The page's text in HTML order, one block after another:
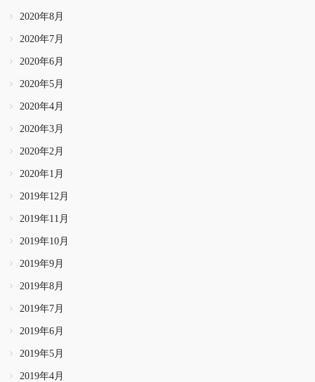
2020年8月
2020年7月
2020年6月
2020年5月
2020年4月
2020年3月
2020年2月
2020年1月
2019年12月
2019年11月
2019年10月
2019年9月
2019年8月
2019年7月
2019年6月
2019年5月
2019年4月